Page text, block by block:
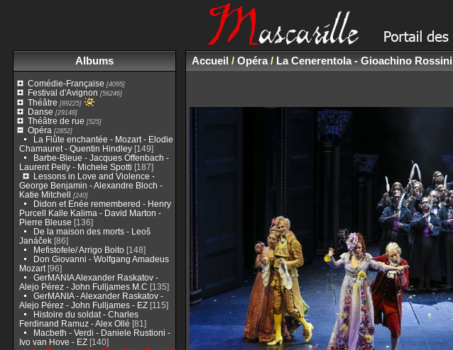
Albums
Comédie-Française [4095]
Festival d'Avignon [56246]
Théâtre [89225]
Danse [29148]
Théâtre de rue [525]
Opéra [2852]
La Flûte enchantée - Mozart - Elodie
Chamauret - Quentin Hindley[149]
Barbe-Bleue - Jacques Offenbach -
Laurent Pelly - Michele Spotti [187]
Lessons in Love and Violence -
George Benjamin - Alexandre Bloch -
Katie Mitchell [240]
Didon et Enée remembered - Henry
Purcell Kalle Kalima - David Marton -
Pierre Bleuse [136]
De la maison des morts - Leoš
Janáček[86]
Mefistofele/ Arrigo Boito[148]
Don Giovanni - Wolfgang Amadeus
Mozart[96]
GerMANIA Alexander Raskatov -
Alejo Pérez - John Fulljames M.C [135]
GerMANIA - Alexander Raskatov -
Alejo Pérez - John Fulljames - EZ[115]
Histoire du soldat - Charles
Ferdinand Ramuz - Alex Ollé [81]
Macbeth - Verdi - Daniele Rustioni -
Ivo van Hove - EZ[140]
Accueil/ Opéra/ La Cenerentola - Gioachino Rossini